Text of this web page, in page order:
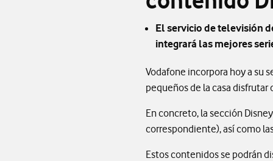
El servicio de televisión
integrará las mejores
Vodafone incorpora hoy a su
pequeños de la casa
En concreto, la sección
correspondiente), así como
Estos contenidos se podrán